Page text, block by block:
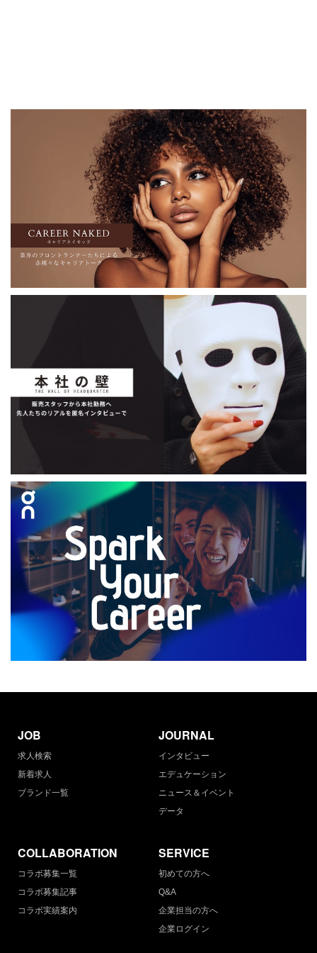
JOB
求人検索
新着求人
ブランド一覧
JOURNAL
インタビュー
エデュケーション
ニュース＆イベント
データ
COLLABORATION
コラボ募集一覧
コラボ募集記事
コラボ実績案内
SERVICE
初めての方へ
Q&A
企業担当の方へ
企業ログイン